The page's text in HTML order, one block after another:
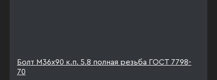
Болт М36х90 к.п. 5.8 полная резьба ГОСТ 7798-
70